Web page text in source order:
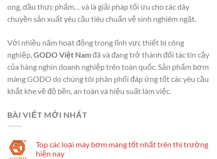
ong, dầu thực phẩm… và là giải pháp tối ưu cho các dây
chuyền sản xuất yêu cầu tiêu chuẩn vệ sinh nghiêm ngặt.
Với nhiều năm hoạt động trong lĩnh vực thiết bị công
nghiệp,GODO Việt Namđã và đang trở thành đối tác tin cậy
của hàng nghìn doanh nghiệp trên toàn quốc. Sản phẩm bơm
màng GODO do chúng tôi phân phối đáp ứng tốt các yêu cầu
khắt khe về độ bền, an toàn và hiệu suất làm việc.
BÀI VIẾT MỚI NHẤT
Top các loại máy bơm màng tốt nhất trên thị trường
hiện nay